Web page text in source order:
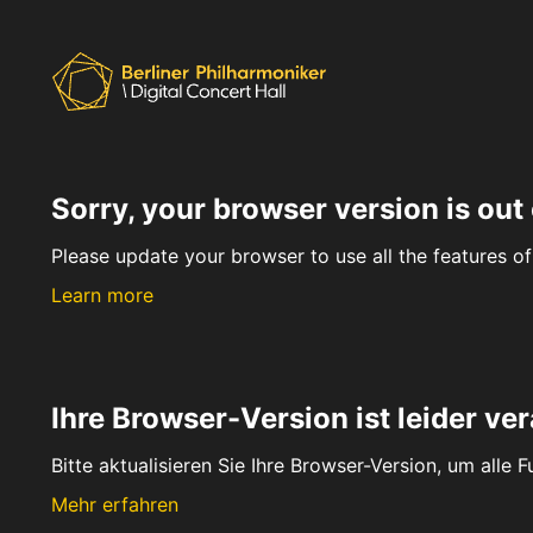
Sorry, your browser version is out
Please update your browser to use all the features
Learn more
Ihre Browser-Version ist leider
Bitte aktualisieren Sie Ihre Browser-Version, um alle
Mehr erfahren